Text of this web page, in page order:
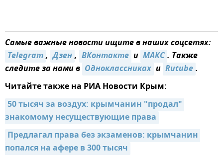
Самые важные новости ищите в наших соцсетях:
Telegram, Дзен, ВКонтакте и MAКС. Также
следите за нами в Одноклассниках и Rutube.
Читайте также на РИА Новости Крым:
50 тысяч за воздух: крымчанин "продал"
знакомому несуществующие права
Предлагал права без экзаменов: крымчанин
попался на афере в 300 тысяч